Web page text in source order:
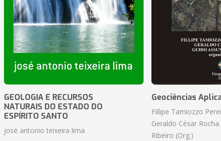
GEOLOGIA E RECURSOS
NATURAIS DO ESTADO DO
ESPÍRITO SANTO
josé antonio teixeira lima
Geociências
Fillipe Tamiozzo
Geraldo César
Ribeiro (Org.)